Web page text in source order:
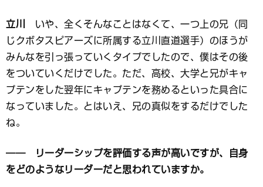
立川
いや、全くそんなことはなくて、一つ上の兄（同
じクボタスピアーズに所属する立川直道選手）のほうが
みんなを引っ張っていくタイプでしたので、僕はその後
をついていくだけでした。ただ、高校、大学と兄がキャ
プテンをした翌年にキャプテンを務めるといった具合に
なっていました。とはいえ、兄の真似をするだけでした
ね。
―― リーダーシップを評価する声が高いですが、自身
をどのようなリーダーだと思われていますか。